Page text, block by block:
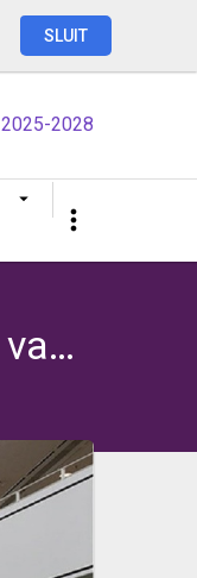
SLUIT
2025-2028
Ambitie 5: Parkeren; voldoende mogelijkheden met oog voor verschuiven van de auto naar andere mobiliteitsoplossingen.